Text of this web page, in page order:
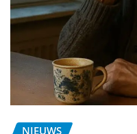
NIEUWS